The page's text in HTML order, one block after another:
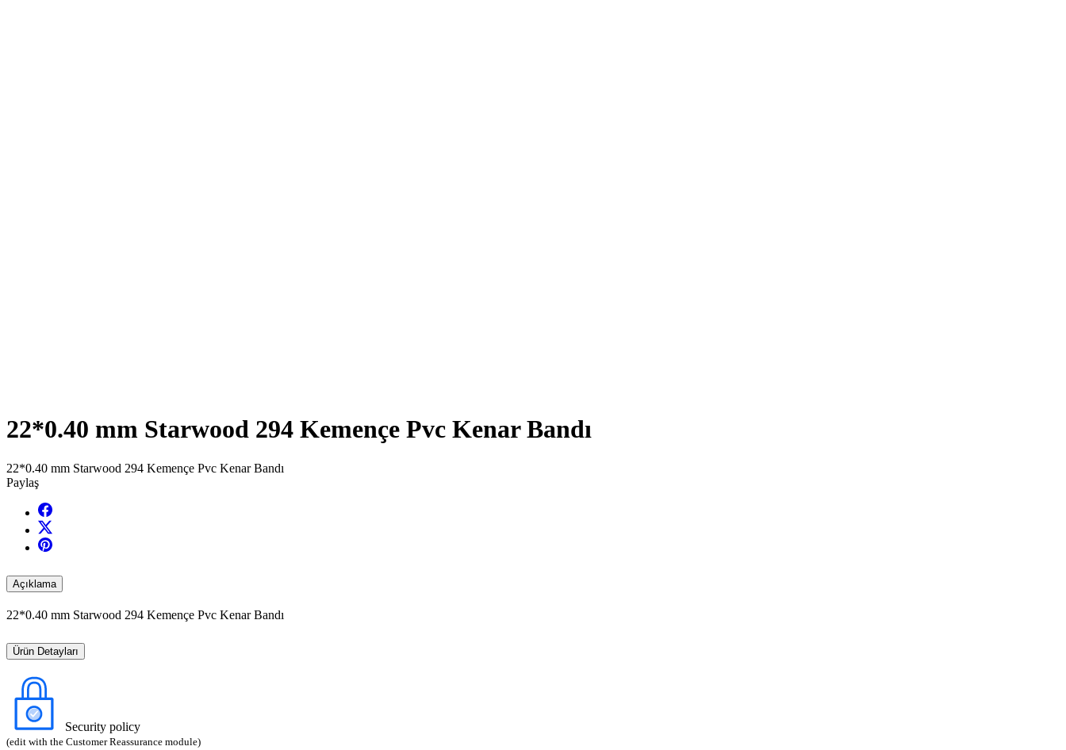
22*0.40 mm Starwood 294 Kemençe Pvc Kenar Bandı
22*0.40 mm Starwood 294 Kemençe Pvc Kenar Bandı
Paylaş
Açıklama
22*0.40 mm Starwood 294 Kemençe Pvc Kenar Bandı
Ürün Detayları
Security policy
(edit with the Customer Reassurance module)